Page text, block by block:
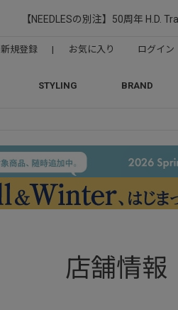
【NEEDLESの別注】50周年 H.D.
STYLING BRAND
新規登録 | お気に入り ログイン
店舗情報